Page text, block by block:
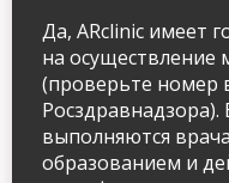
Да, ARclinic имеет
на осуществление
(проверьте номер
выполняются
образованием и